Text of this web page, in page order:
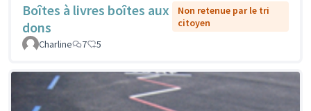
Boîtes à livres boîtes aux
dons
Non retenue par le tri
citoyen
Charline
7 5